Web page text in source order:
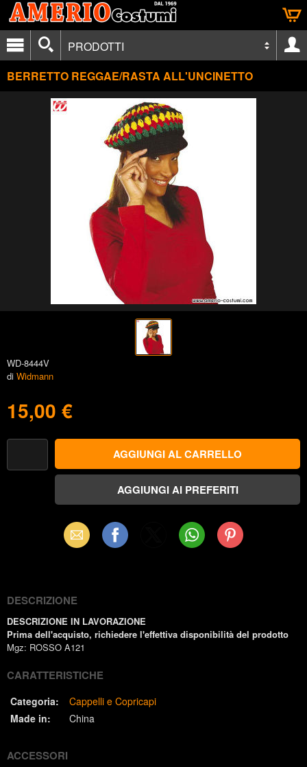
PRODOTTI
BERRETTO REGGAE/RASTA ALL'UNCINETTO
WD-8444V
di Widmann
15,00 €
Email Facebook WhatsAppPinterest
DESCRIZIONE
DESCRIZIONE IN LAVORAZIONE
Prima dell'acquisto, richiedere l'effettiva disponibilità del prodotto
Mgz: ROSSO A121
CARATTERISTICHE
Categoria:
Cappelli e Copricapi
Made in:
China
ACCESSORI